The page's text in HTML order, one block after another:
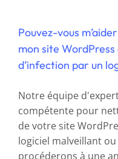
Pouvez-vous
mon site
d’infection par un
Notre équipe
compétente pour
de votre site
logiciel malveillant
procéderons à une